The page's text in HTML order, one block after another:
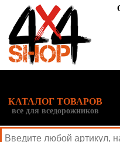
КАТАЛОГ ТОВАРОВ
все для вседорожников